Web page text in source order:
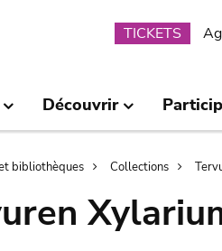
TICKETS
Découvrir
bibliothèques Collections